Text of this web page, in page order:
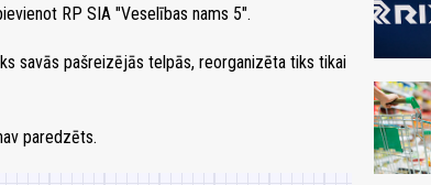
RP SIA "Veselības nams 5".
savās pašreizējās telpās, reorganizēta tiks tikai
paredzēts.